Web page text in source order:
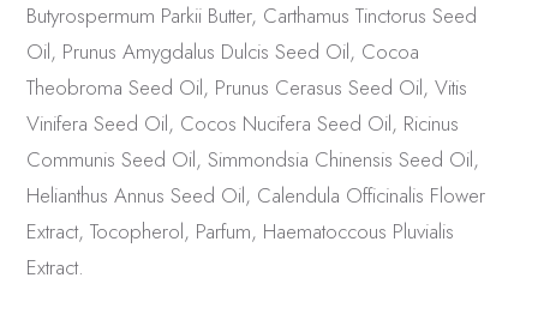
Butyrospermum Parkii Butter, Carthamus Tinctorus Seed
Oil, Prunus Amygdalus Dulcis Seed Oil, Cocoa
Theobroma Seed Oil, Prunus Cerasus Seed Oil, Vitis
Vinifera Seed Oil, Cocos Nucifera Seed Oil, Ricinus
Communis Seed Oil, Simmondsia Chinensis Seed Oil,
Helianthus Annus Seed Oil, Calendula Officinalis Flower
Extract, Tocopherol, Parfum, Haematoccous Pluvialis
Extract.